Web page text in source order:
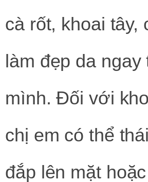
cà rốt, khoai tây,
làm đẹp da ngay
mình. Đối với
chị em có thể
đắp lên mặt